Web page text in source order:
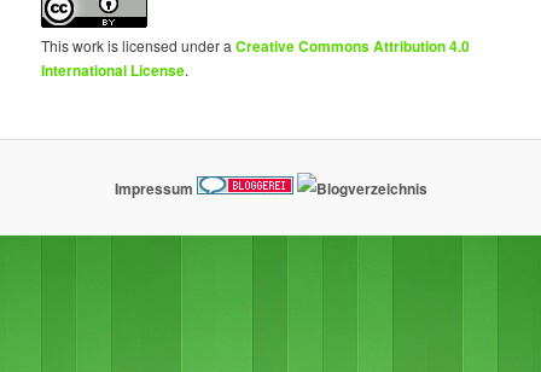
This work is licensed under aCreative Commons Attribution 4.0
International License.
Impressum